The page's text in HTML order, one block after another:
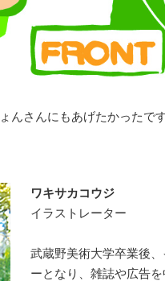
んさんにもあげたかったで
ワキサカコウジ
イラストレーター
武蔵野美術大学卒業後
ーとなり、雑誌や広告